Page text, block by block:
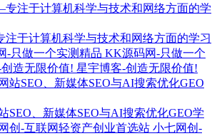
于计算机科学与技术和网络方面的学习
KK源码网-只做一个
星宇博客-创造无限价值!
SEO、新媒体SEO与AI搜索优化GEO学
小七网创-